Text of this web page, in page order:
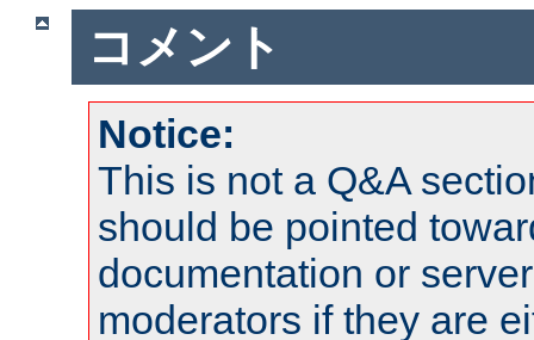
コメント
Notice:
This is not a Q&A
should be pointed
documentation or
moderators if they are